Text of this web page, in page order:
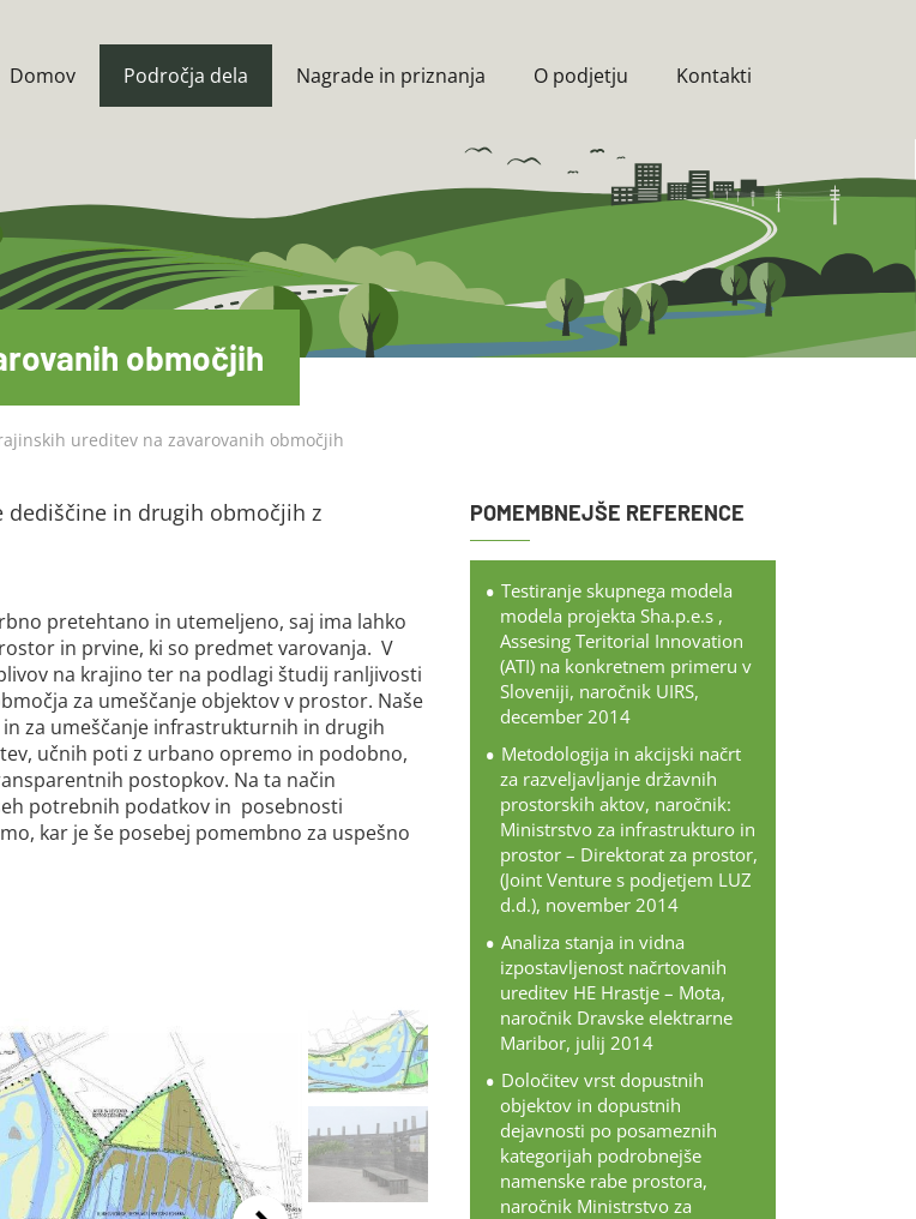
Domov Področja dela Nagrade in priznanja O podjetju Kontakti
območjih
ureditev na zavarovanih območjih
dediščine in drugih območjih z
pretehtano in utemeljeno, saj ima lahko
in prvine, ki so predmet varovanja. V
na krajino ter na podlagi študij ranljivosti
za umeščanje objektov v prostor. Naše
za umeščanje infrastrukturnih in drugih
učnih poti z urbano opremo in podobno,
postopkov. Na ta način
potrebnih podatkov in posebnosti
kar je še posebej pomembno za uspešno
POMEMBNEJŠE REFERENCE
Testiranje skupnega modela
modela projekta Sha.p.e.s ,
Assesing Teritorial Innovation
(ATI) na konkretnem primeru v
Sloveniji, naročnik UIRS,
december 2014
Metodologija in akcijski načrt
za razveljavljanje državnih
prostorskih aktov, naročnik:
Ministrstvo za infrastrukturo in
prostor – Direktorat za prostor,
(Joint Venture s podjetjem LUZ
d.d.), november 2014
Analiza stanja in vidna
izpostavljenost načrtovanih
ureditev HE Hrastje – Mota,
naročnik Dravske elektrarne
Maribor, julij 2014
Določitev vrst dopustnih
objektov in dopustnih
dejavnosti po posameznih
kategorijah podrobnejše
namenske rabe prostora,
naročnik Ministrstvo za